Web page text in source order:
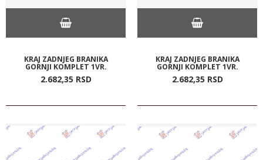
KRAJ ZADNJEG BRANIKA
GORNJI KOMPLET 1VR.
2.682,35 RSD
KRAJ ZADNJEG BRANIKA
GORNJI KOMPLET 1VR.
2.682,35 RSD